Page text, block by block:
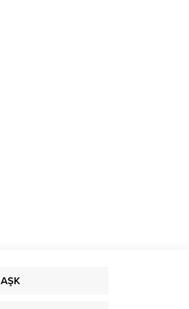
AŞK